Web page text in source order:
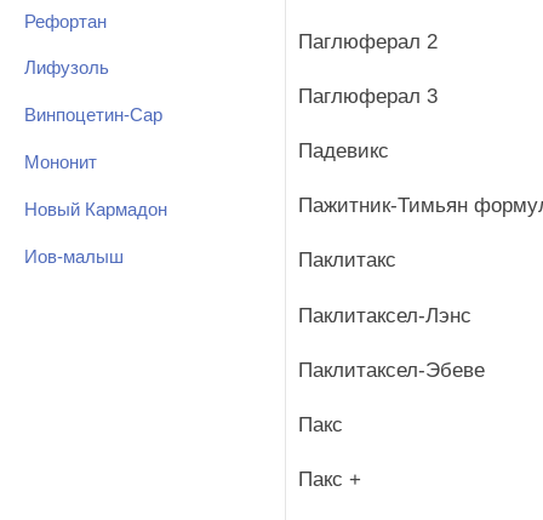
Рефортан
Лифузоль
Винпоцетин-Сар
Мононит
Новый Кармадон
Иов-малыш
Паглюферал 2
Паглюферал 3
Падевикс
Пажитник-Тимьян
Паклитакс
Паклитаксел-Лэнс
Паклитаксел-Эбеве
Пакс
Пакс +